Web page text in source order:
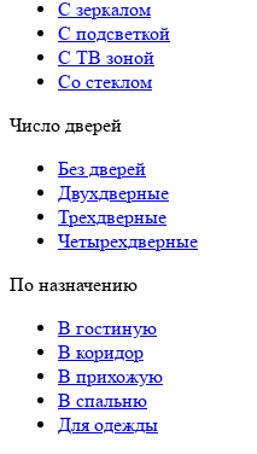
С зеркалом
С подсветкой
С ТВ зоной
Со стеклом
Число дверей
Без дверей
Двухдверные
Трехдверные
Четырехдверные
По назначению
В гостиную
В коридор
В прихожую
В спальню
Для одежды